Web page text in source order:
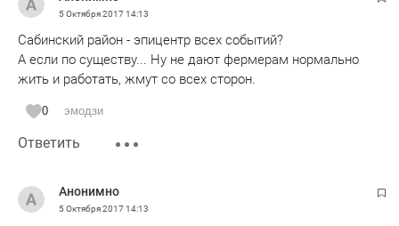
5 Октября 201714:13
Сабинский район - эпицентр всех событий?
А если по существу... Ну не дают фермерам нормально
жить и работать, жмут со всех сторон.
0 эмодзи
Ответить
Анонимно
5 Октября 201714:13